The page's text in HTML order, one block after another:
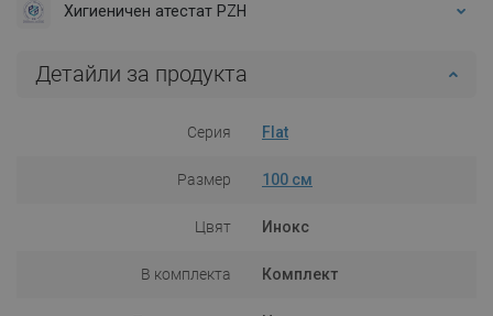
Хигиеничен атестат PZH
Детайли за продукта
Серия Flat
Размер 100 см
Цвят Инокс
В комплекта Комплект